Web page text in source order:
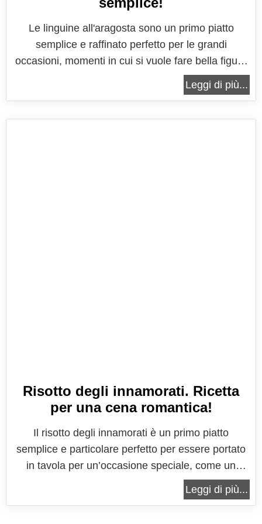
Le linguine all'aragosta sono un primo piatto
semplice e raffinato perfetto per le grandi
occasioni, momenti in cui si vuole fare bella figura
con i propri ospiti, scegliendo degli ingredienti
particolari e realizzando delle ricette gustose, in
Leggi di più...
Risotto degli innamorati. Ricetta
per una cena romantica!
Il risotto degli innamorati è un primo piatto
semplice e particolare perfetto per essere portato
in tavola per un’occasione speciale, come un
anniversario, una cena romantica o per la festa di
San Valentino. Una ricetta che potrete preparare in
Leggi di più...